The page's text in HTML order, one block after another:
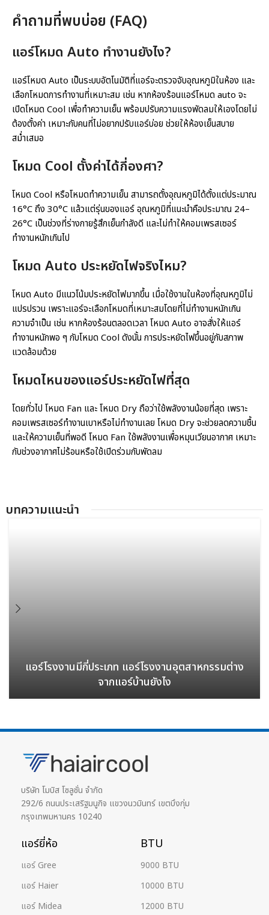
คำถามที่พบบ่อย (FAQ)
แอร์โหมด Auto ทำงานยังไง?
แอร์โหมด Auto เป็นระบบอัตโนมัติที่แอร์จะตรวจจับอุณหภูมิในห้อง และ
เลือกโหมดการทำงานที่เหมาะสม เช่น หากห้องร้อนแอร์โหมด auto จะ
เปิดโหมด Cool เพื่อทำความเย็น พร้อมปรับความแรงพัดลมให้เองโดยไม่
ต้องตั้งค่า เหมาะกับคนที่ไม่อยากปรับแอร์บ่อย ช่วยให้ห้องเย็นสบาย
สม่ำเสมอ
โหมด Cool ตั้งค่าได้กี่องศา?
โหมด Cool หรือโหมดทำความเย็น สามารถตั้งอุณหภูมิได้ตั้งแต่ประมาณ
16°C ถึง 30°C แล้วแต่รุ่นของแอร์ อุณหภูมิที่แนะนำคือประมาณ 24–
26°C เป็นช่วงที่ร่างกายรู้สึกเย็นกำลังดี และไม่ทำให้คอมเพรสเซอร์
ทำงานหนักเกินไป
โหมด Auto ประหยัดไฟจริงไหม?
โหมด Auto มีแนวโน้มประหยัดไฟมากขึ้น เมื่อใช้งานในห้องที่อุณหภูมิไม่
แปรปรวน เพราะแอร์จะเลือกโหมดที่เหมาะสมโดยที่ไม่ทำงานหนักเกิน
ความจำเป็น เช่น หากห้องร้อนตลอดเวลา โหมด Auto อาจสั่งให้แอร์
ทำงานหนักพอ ๆ กับโหมด Cool ดังนั้น การประหยัดไฟขึ้นอยู่กับสภาพ
แวดล้อมด้วย
โหมดไหนของแอร์ประหยัดไฟที่สุด
โดยทั่วไป โหมด Fan และ โหมด Dry ถือว่าใช้พลังงานน้อยที่สุด เพราะ
คอมเพรสเซอร์ทำงานเบาหรือไม่ทำงานเลย โหมด Dry จะช่วยลดความชื้น
และให้ความเย็นที่พอดี โหมด Fan ใช้พลังงานเพื่อหมุนเวียนอากาศ เหมาะ
กับช่วงอากาศไม่ร้อนหรือใช้เปิดร่วมกับพัดลม
บทความแนะนํา
แอร์โรงงานมีกี่ประเภท แอร์โรงงานอุตสาหกรรมต่าง
จากแอร์บ้านยังไง
บริษัท โมบิส โซลูชั่น จำกัด
292/6 ถนนประเสริฐมนูกิจ แขวงนวมินทร์ เขตบึงกุ่ม
กรุงเทพมหานคร 10240
แอร์ยี่ห้อ
แอร์ Gree
แอร์ Haier
แอร์ Midea
BTU
9000 BTU
10000 BTU
12000 BTU